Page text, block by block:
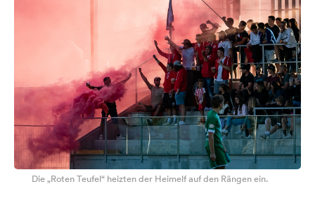
Die „Roten Teufel“ heizten der Heimelf auf den Rängen ein.